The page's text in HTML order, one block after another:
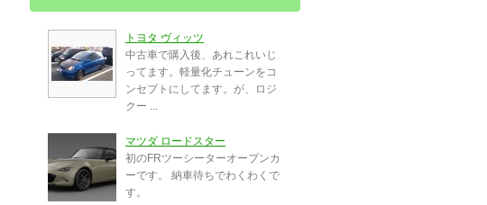
トヨタ ヴィッツ
中古車で購入後、あれこれいじ
ってます。軽量化チューンをコ
ンセプトにしてます。が、ロジ
クー ...
マツダ ロードスター
初のFRツーシーターオープンカ
ーです。 納車待ちでわくわくで
す。